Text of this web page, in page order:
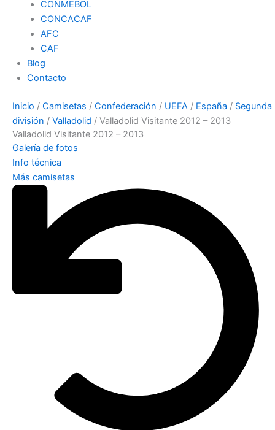
CONMEBOL
CONCACAF
AFC
CAF
Blog
Contacto
Inicio / Camisetas / Confederación / UEFA / España / Segunda
división / Valladolid / Valladolid Visitante 2012 – 2013
Valladolid Visitante 2012 – 2013
Galería de fotos
Info técnica
Más camisetas